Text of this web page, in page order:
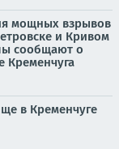
мощных взрывов
и Кривом
сообщают о
Кременчуга
в Кременчуге